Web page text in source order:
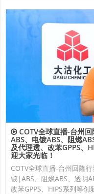
COTV全球直播-台州
ABS、电镀ABS、阻燃
及代理透、改苯GPPS、
迎大家光临！
COTV全球直播-台州回隆
镀|ABS、阻燃ABS、透明
改苯GPPS、HIPS系列等